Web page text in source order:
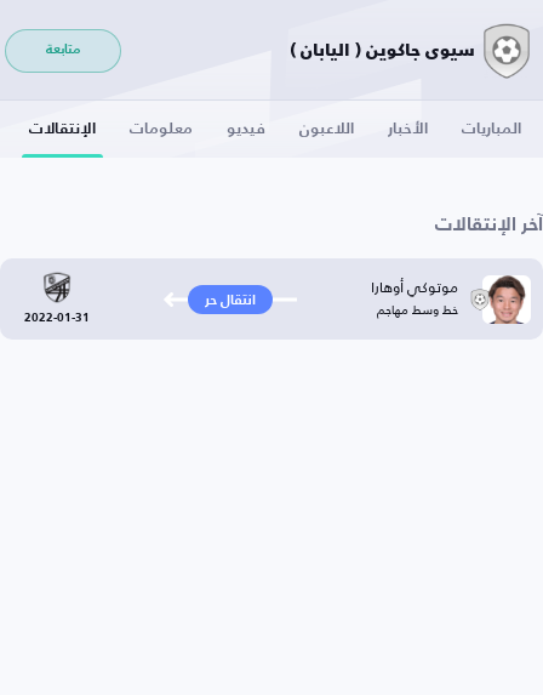
سيوى جاكوين ( اليابان ) متابعة
المباريات الأخبار اللاعبون فيديو معلومات الإنتقالات
آخر الإنتقالات
موتوكي أوهارا
خط وسط مهاجم انتقال حر
2022-01-31